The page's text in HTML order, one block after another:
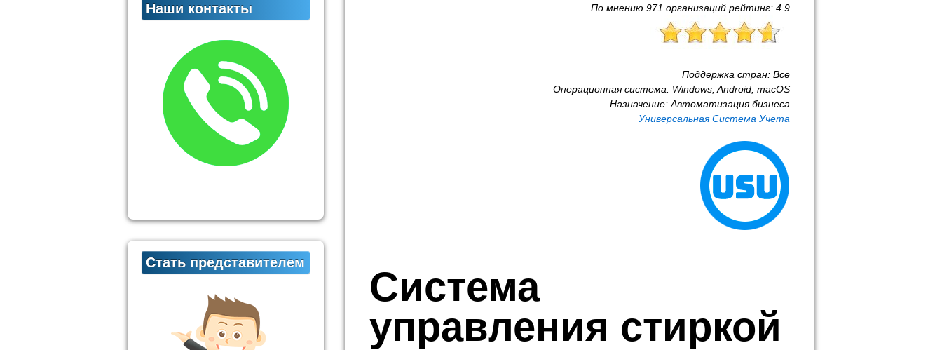
По мнению 971 организаций рейтинг: 4.9
Поддержка стран: Все
Операционная система: Windows, Android, macOS
Назначение: Автоматизация бизнеса
Универсальная Система Учета
Система
управления стиркой
Наши контакты
Стать представителем